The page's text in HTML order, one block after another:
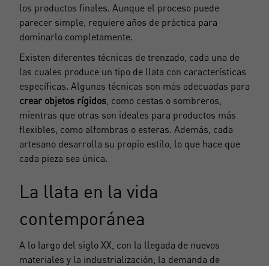
los productos finales. Aunque el proceso puede
parecer simple, requiere años de práctica para
dominarlo completamente.
Existen diferentes técnicas de trenzado, cada una de
las cuales produce un tipo de llata con características
específicas. Algunas técnicas son más adecuadas para
crear objetos rígidos, como cestas o sombreros,
mientras que otras son ideales para productos más
flexibles, como alfombras o esteras. Además, cada
artesano desarrolla su propio estilo, lo que hace que
cada pieza sea única.
La llata en la vida
contemporánea
A lo largo del siglo XX, con la llegada de nuevos
materiales y la industrialización, la demanda de